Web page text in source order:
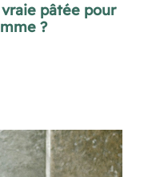
pâtée pour
?